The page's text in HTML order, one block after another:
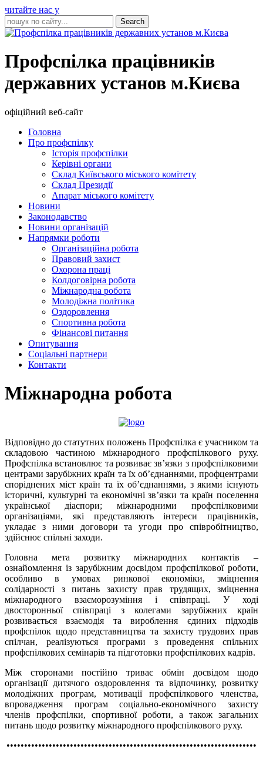
читайте нас у
Профспілка працівників
державних установ м.Києва
офіційний веб-сайт
Головна
Про профспілку
Історія профспілки
Керівні органи
Склад Київського міського комітету
Склад Президії
Апарат міського комітету
Новини
Законодавство
Новини організацій
Напрямки роботи
Організаційна робота
Правовий захист
Охорона праці
Колдоговірна робота
Міжнародна робота
Молодіжна політика
Оздоровлення
Спортивна робота
Фінансові питання
Опитування
Соціальні партнери
Контакти
Міжнародна робота
Відповідно до статутних положень Профспілка є учасником та
складовою частиною міжнародного профспілкового руху.
Профспілка встановлює та розвиває зв’язки з профспілковими
центрами зарубіжних країн та їх об’єднаннями, профцентрами
споріднених міст країн та їх об’єднаннями, з якими існують
історичні, культурні та економічні зв’язки та країн поселення
української діаспори; міжнародними профспілковими
організаціями, які представляють інтереси працівників,
укладає з ними договори та угоди про співробітництво,
здійснює спільні заходи.
Головна мета розвитку міжнародних контактів –
ознайомлення із зарубіжним досвідом профспілкової роботи,
особливо в умовах ринкової економіки, зміцнення
солідарності з питань захисту прав трудящих, зміцнення
міжнародного взаєморозуміння і співпраці. У ході
двосторонньої співпраці з колегами зарубіжних країн
розвивається взаємодія та вироблення єдиних підходів
профспілок щодо представництва та захисту трудових прав
спілчан, реалізуються програми з проведення спільних
профспілкових семінарів та підготовки профспілкових кадрів.
Між сторонами постійно триває обмін досвідом щодо
організації дитячого оздоровлення та відпочинку, розвитку
молодіжних програм, мотивації профспілкового членства,
впровадження програм соціально-економічного захисту
членів профспілки, спортивної роботи, а також загальних
питань щодо розвитку міжнародного профспілкового руху.
•••••••••••••••••••••••••••••••••••••••••••••••••••••••••••••••••••••••